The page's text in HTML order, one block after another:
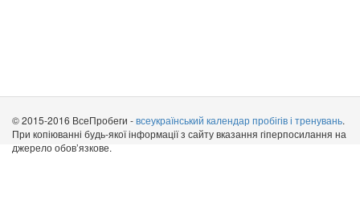
© 2015-2016 ВсеПробеги -всеукраїнський календар пробігів і тренувань.
При копіюванні будь-якої інформації з сайту вказання гіперпосилання на
джерело обов’язкове.